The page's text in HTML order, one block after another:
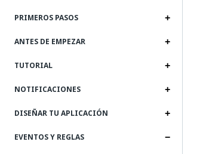
PRIMEROS PASOS
ANTES DE EMPEZAR
TUTORIAL
NOTIFICACIONES
DISEÑAR TU APLICACIÓN
EVENTOS Y REGLAS